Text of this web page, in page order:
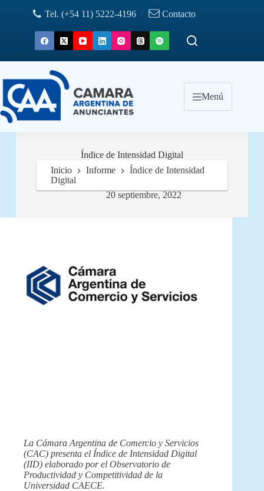
Tel. (+54 11) 5222-4196 / Contacto
Menú
Índice de Intensidad Digital
20 septiembre, 2022
Inicio Informe
Índice de Intensidad
Digital
La Cámara Argentina de Comercio y Servicios
(CAC) presenta el Índice de Intensidad Digital
(IID) elaborado por el Observatorio de
Productividad y Competitividad de la
Universidad CAECE.